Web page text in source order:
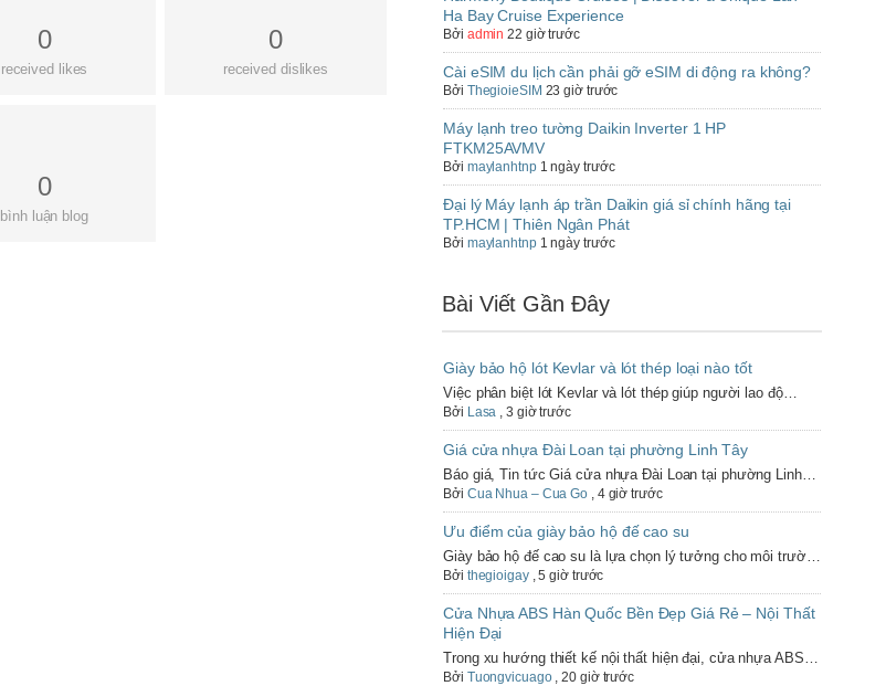
0
received likes
0
received dislikes
0
bình luận blog
Ha Bay Cruise Experience
Bởi admin 22 giờ trước
Cài eSIM du lịch cần phải gỡ eSIM di động ra không?
Bởi ThegioieSIM 23 giờ trước
Máy lạnh treo tường Daikin Inverter 1 HP
FTKM25AVMV
Bởi maylanhtnp 1 ngày trước
Đại lý Máy lạnh áp trần Daikin giá sỉ chính hãng tại
TP.HCM | Thiên Ngân Phát
Bởi maylanhtnp 1 ngày trước
Bài Viết Gần Đây
Giày bảo hộ lót Kevlar và lót thép loại nào tốt
Việc phân biệt lót Kevlar và lót thép giúp người lao độ…
Bởi Lasa ,3 giờ trước
Giá cửa nhựa Đài Loan tại phường Linh Tây
Báo giá, Tin tức Giá cửa nhựa Đài Loan tại phường Linh…
Bởi Cua Nhua – Cua Go , 4 giờ trước
Ưu điểm của giày bảo hộ đế cao su
Giày bảo hộ đế cao su là lựa chọn lý tưởng cho môi trườ…
Bởi thegioigay,5 giờ trước
Cửa Nhựa ABS Hàn Quốc Bền Đẹp Giá Rẻ – Nội Thất
Hiện Đại
Trong xu hướng thiết kế nội thất hiện đại, cửa nhựa ABS…
Bởi Tuongvicuago,20 giờ trước